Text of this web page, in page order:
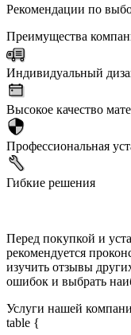
Рекомендации по
Преимущества
Индивидуальный
Высокое качество
Профессиональная
Гибкие решения
Перед покупкой и
рекомендуется
изучить отзывы
ошибок и выбрать
Услуги нашей
table {